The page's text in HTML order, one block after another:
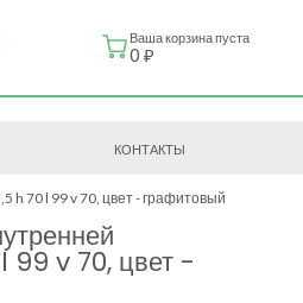
Ваша корзина пуста
0 ₽
КОНТАКТЫ
h 70 l 99 v 70, цвет - графитовый
99 v 70, цвет -